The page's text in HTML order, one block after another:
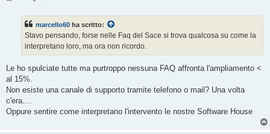
marcello60 ha scritto:
Stavo pensando, forse nelle Faq del Sace si trova qualcosa su come la
interpretano loro, ma ora non ricordo.
Le ho spulciate tutte ma purtroppo nessuna FAQ affronta l'ampliamento <
al 15%.
Non esiste una canale di supporto tramite telefono o mail? Una volta
c'era....
Oppure sentire come interpretano l'intervento le nostre Software House